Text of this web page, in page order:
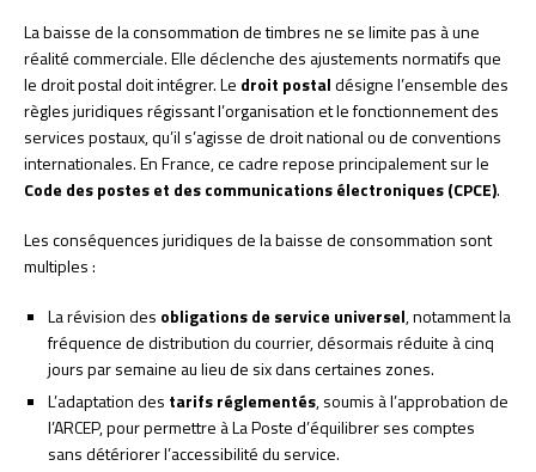
La baisse de la consommation de timbres ne se limite pas à une
réalité commerciale. Elle déclenche des ajustements normatifs que
le droit postal doit intégrer. Le droit postaldésigne l’ensemble des
règles juridiques régissant l’organisation et le fonctionnement des
services postaux, qu’il s’agisse de droit national ou de conventions
internationales. En France, ce cadre repose principalement sur le
Code des postes et des communications électroniques (CPCE).
Les conséquences juridiques de la baisse de consommation sont
multiples :
La révision des obligations de service universel, notamment la
fréquence de distribution du courrier, désormais réduite à cinq
jours par semaine au lieu de six dans certaines zones.
L’adaptation des tarifs réglementés, soumis à l’approbation de
l’ARCEP, pour permettre à La Poste d’équilibrer ses comptes
sans détériorer l’accessibilité du service.